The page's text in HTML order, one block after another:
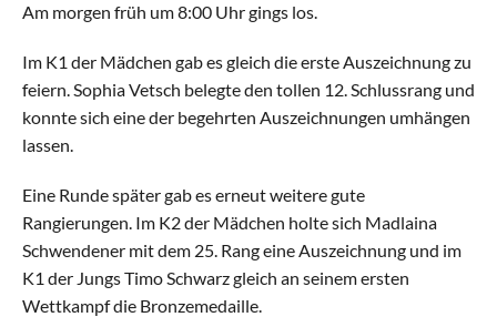
Leichtathletik
Allround
Jugend
Am morgen früh um 8:00 Uhr gings los.
Im K1 der Mädchen gab es gleich die erste Auszeichnung zu
feiern. Sophia Vetsch belegte den tollen 12. Schlussrang und
konnte sich eine der begehrten Auszeichnungen umhängen
lassen.
Eine Runde später gab es erneut weitere gute
Rangierungen. Im K2 der Mädchen holte sich Madlaina
Schwendener mit dem 25. Rang eine Auszeichnung und im
K1 der Jungs Timo Schwarz gleich an seinem ersten
Wettkampf die Bronzemedaille.